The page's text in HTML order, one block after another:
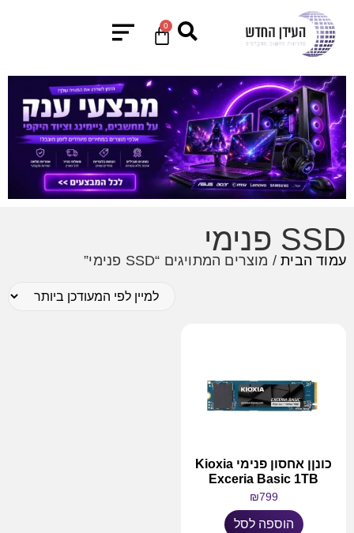
0
SSD פנימי
עמוד הבית/ מוצרים המתויגים “SSD פנימי”
כונןן אחסון פנימי Kioxia
Exceria Basic 1TB
₪799
הוספה לסל